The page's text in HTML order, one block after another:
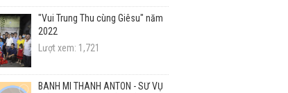
"Vui Trung Thu cùng Giêsu" năm
2022
Lượt xem: 1,721
BÁNH MÌ THÁNH ANTÔN - SỨ VỤ